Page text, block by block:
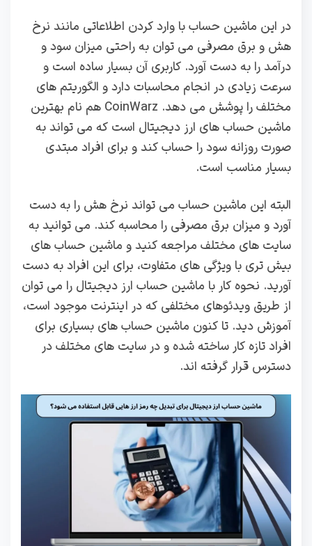
در این ماشین حساب با وارد کردن اطلاعاتی مانند نرخ
هش و برق مصرفی می توان به راحتی میزان سود و
درآمد را به دست آورد. کاربری آن بسیار ساده است و
سرعت زیادی در انجام محاسبات دارد و الگوریتم های
مختلف را پوشش می دهد. CoinWarz هم نام بهترین
ماشین‌ حساب‌ های ارز دیجیتال است که می تواند به
صورت روزانه سود را حساب کند و برای افراد مبتدی
بسیار مناسب است.
البته این ماشین حساب می تواند نرخ هش را به دست
آورد و میزان برق مصرفی را محاسبه کند. می توانید به
سایت های مختلف مراجعه کنید و ماشین حساب های
بیش تری با ویژگی های متفاوت، برای این افراد به دست
آورید. نحوه کار با ماشین‌ حساب ارز دیجیتال را می توان
از طریق ویدئوهای مختلفی که در اینترنت موجود است،
آموزش دید. تا کنون ماشین حساب های بسیاری برای
افراد تازه کار ساخته شده و در سایت های مختلف در
دسترس قرار گرفته اند.